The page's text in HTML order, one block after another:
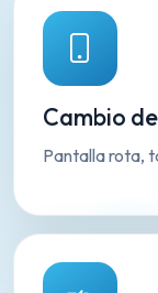
Cambio
Pantalla rota,